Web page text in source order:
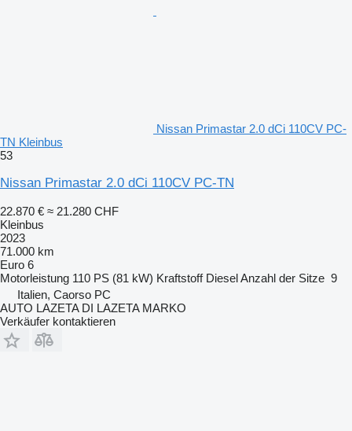
Nissan Primastar 2.0 dCi 110CV PC-
TN Kleinbus
53
Nissan Primastar 2.0 dCi 110CV PC-TN
22.870 € ≈ 21.280 CHF
Kleinbus
2023
71.000 km
Euro 6
Motorleistung 110 PS (81 kW) Kraftstoff DieselAnzahl der Sitze 9
Italien, Caorso PC
AUTO LAZETA DI LAZETA MARKO
Verkäufer kontaktieren